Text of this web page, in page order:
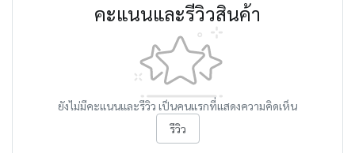
คะแนนและรีวิวสินค้า
ยังไม่มีคะแนนและรีวิว เป็นคนแรกที่แสดงความคิดเห็น
รีวิว